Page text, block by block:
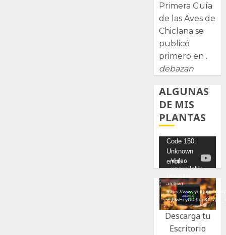
Primera Guía
de las Aves de
Chiclana se
publicó
primero en .
debazan
ALGUNAS
DE MIS
PLANTAS
Reproductor
de
vídeo
Code 150:
Unknown
error.
archivo:
https://
Descarga tu
Escritorio